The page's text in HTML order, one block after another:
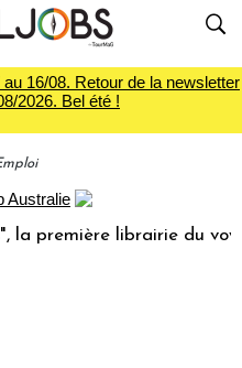
16/08. Retour de la newsletter
2026. Bel été !
librairie du voyage Le